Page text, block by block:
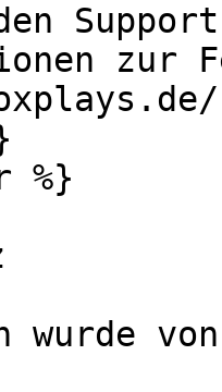
zur
%}
wurde